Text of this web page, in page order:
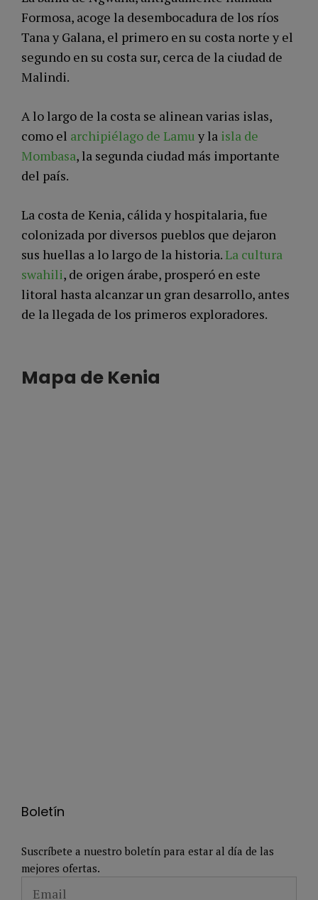
Formosa, acoge la desembocadura de los ríos
Tana y Galana, el primero en su costa norte y el
segundo en su costa sur, cerca de la ciudad de
Malindi.
A lo largo de la costa se alinean varias islas,
como el archipiélago de Lamu y la isla de
Mombasa, la segunda ciudad más importante
del país.
La costa de Kenia, cálida y hospitalaria, fue
colonizada por diversos pueblos que dejaron
sus huellas a lo largo de la historia.La cultura
swahili, de origen árabe, prosperó en este
litoral hasta alcanzar un gran desarrollo, antes
de la llegada de los primeros exploradores.
Mapa de Kenia
Boletín
Suscríbete a nuestro boletín para estar al día de las
mejores ofertas.